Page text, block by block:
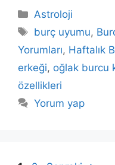
Kategoriler
Astroloji
Etiketler
burç uyumu,
Yorumları, Haftalık
erkeği, oğlak burcu
özellikleri
Yorum yap